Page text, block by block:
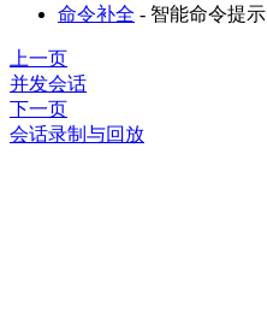
命令补全 - 智能命令提示
上一页
并发会话
下一页
会话录制与回放